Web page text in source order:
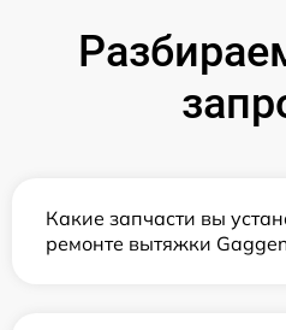
Какие запчасти вы
ремонте вытяжки